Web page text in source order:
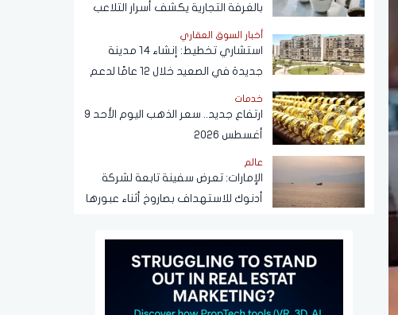
بالغرفة التجارية يكشف أسرار التلاعب
في القهوة
أخبار السوق العقاري
استشاري تخطيط: إنشاء 14 مدينة
جديدة في الصعيد خلال 12 عامًا لدعم
خدمات
ارتفاع جديد.. سعر الذهب اليوم الأحد 9
أغسطس 2026
عالم
الإمارات: تعرض سفينة تابعة لشركة
أدنوك للاستهداف بصاروخ أثناء عبورها